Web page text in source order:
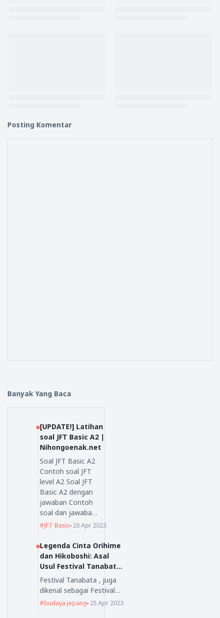
Posting Komentar
Banyak Yang Baca
[UPDATE!] Latihan
soal JFT Basic A2 |
Nihongoenak.net
Soal JFT Basic A2
Contoh soal JFT
level A2 Soal JFT
Basic A2 dengan
jawaban Contoh
soal dan jawaba…
JFT Basic 26 Apr 2023
Legenda Cinta Orihime
dan Hikoboshi: Asal
Usul Festival Tanabata
yang Mengagumkan
Festival Tanabata , juga
dikenal sebagai Festival…
budaya jepang 25 Apr 2023